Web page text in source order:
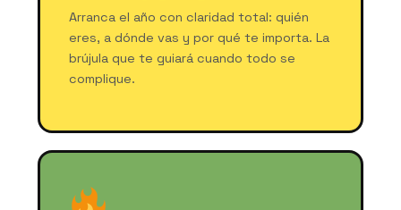
Arranca el año con claridad total: quién
eres, a dónde vas y por qué te importa. La
brújula que te guiará cuando todo se
complique.